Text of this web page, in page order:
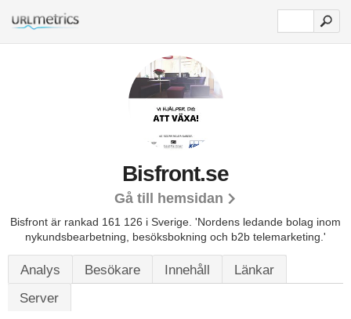
Bisfront.se
Gå till hemsidan
Bisfront är rankad 161 126 i Sverige. 'Nordens ledande bolag inom
nykundsbearbetning, besöksbokning och b2b telemarketing.'
Analys Besökare Innehåll
Länkar
Server